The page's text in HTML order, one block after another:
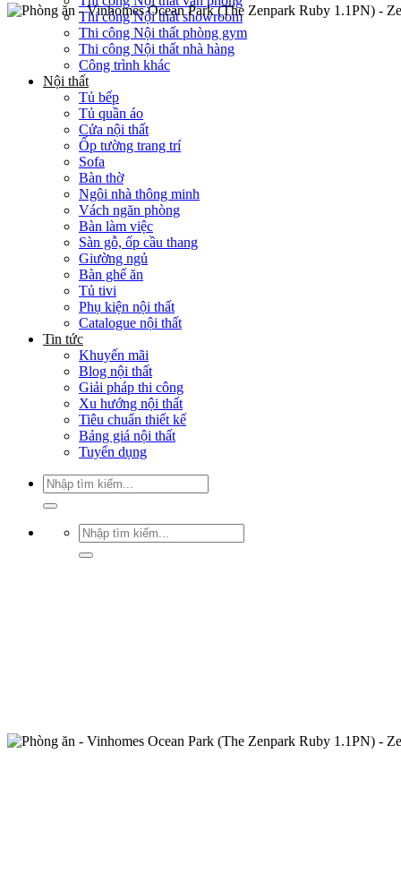
Thi công Nội thất showroom
Thi công Nội thất phòng gym
Thi công Nội thất nhà hàng
Công trình khác
Nội thất
Tủ bếp
Tủ quần áo
Cửa nội thất
Ốp tường trang trí
Sofa
Bàn thờ
Ngôi nhà thông minh
Vách ngăn phòng
Bàn làm việc
Sàn gỗ, ốp cầu thang
Giường ngủ
Bàn ghế ăn
Tủ tivi
Phụ kiện nội thất
Catalogue nội thất
Tin tức
Khuyến mãi
Blog nội thất
Giải pháp thi công
Xu hướng nội thất
Tiêu chuẩn thiết kế
Bảng giá nội thất
Tuyển dụng
Tìm
kiếm:
Tìm
kiếm: